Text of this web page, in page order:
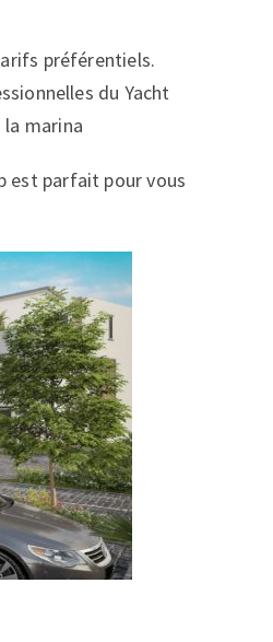
préférentiels.
du Yacht
marina
est parfait pour vous